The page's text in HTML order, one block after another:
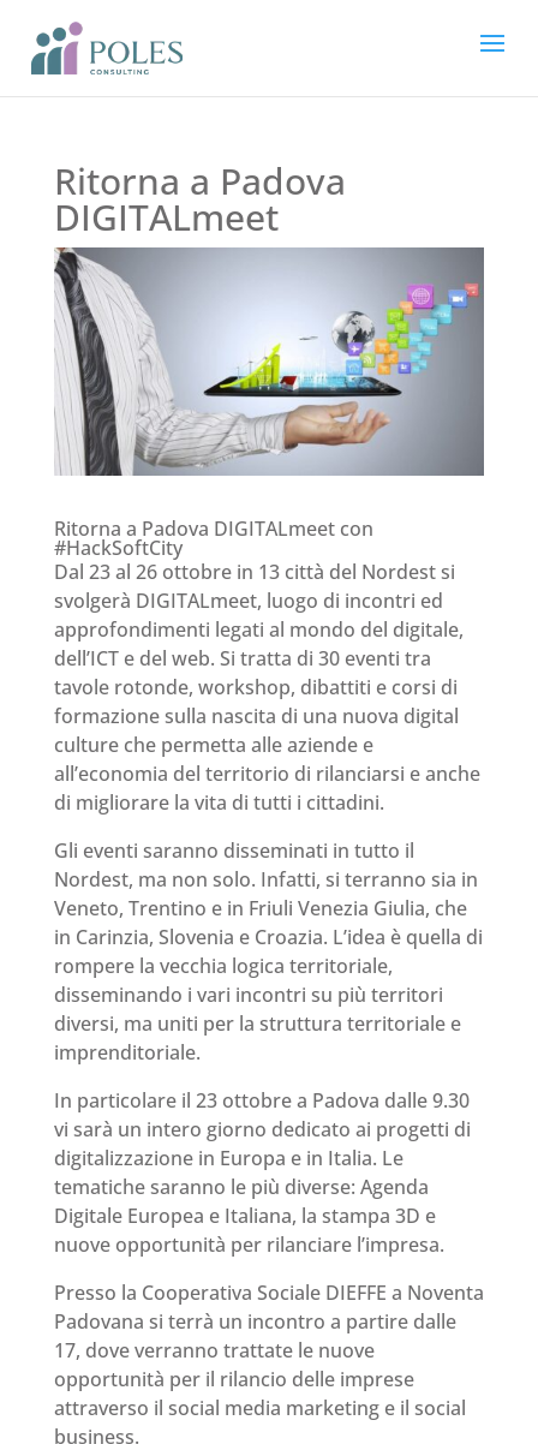
Ritorna a Padova
DIGITALmeet
Ritorna a Padova DIGITALmeet con
#HackSoftCity
Dal 23 al 26 ottobre in 13 città del Nordest si
svolgerà DIGITALmeet, luogo di incontri ed
approfondimenti legati al mondo del digitale,
dell’ICT e del web. Si tratta di 30 eventi tra
tavole rotonde, workshop, dibattiti e corsi di
formazione sulla nascita di una nuova digital
culture che permetta alle aziende e
all’economia del territorio di rilanciarsi e anche
di migliorare la vita di tutti i cittadini.
Gli eventi saranno disseminati in tutto il
Nordest, ma non solo. Infatti, si terranno sia in
Veneto, Trentino e in Friuli Venezia Giulia, che
in Carinzia, Slovenia e Croazia. L’idea è quella di
rompere la vecchia logica territoriale,
disseminando i vari incontri su più territori
diversi, ma uniti per la struttura territoriale e
imprenditoriale.
In particolare il 23 ottobre a Padova dalle 9.30
vi sarà un intero giorno dedicato ai progetti di
digitalizzazione in Europa e in Italia. Le
tematiche saranno le più diverse: Agenda
Digitale Europea e Italiana, la stampa 3D e
nuove opportunità per rilanciare l’impresa.
Presso la Cooperativa Sociale DIEFFE a Noventa
Padovana si terrà un incontro a partire dalle
17, dove verranno trattate le nuove
opportunità per il rilancio delle imprese
attraverso il social media marketing e il social
business.